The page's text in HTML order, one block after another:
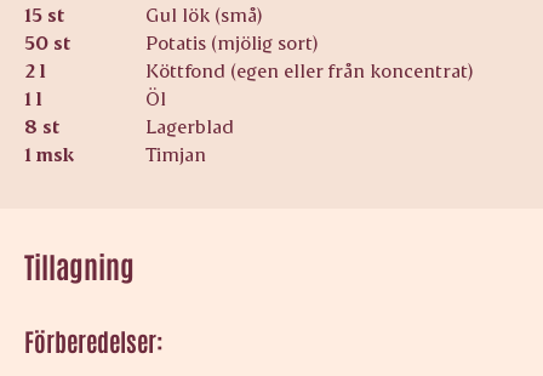
15 st
Gul lök (små)
50 st
Potatis (mjölig sort)
2 l
Köttfond (egen eller från koncentrat)
1 l
Öl
8 st
Lagerblad
1 msk
Timjan
Tillagning
Förberedelser: